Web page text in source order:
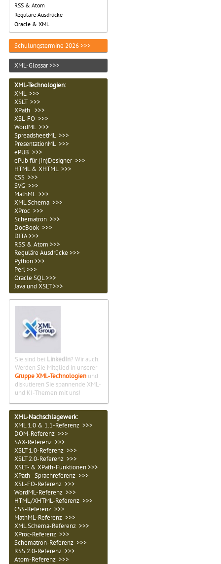
RSS & Atom
Reguläre Ausdrücke
Oracle & XML
Schulungstermine 2026 >>>
XML-Glossar >>>
XML-Technologien:
XML >>>
XSLT >>>
XPath >>>
XSL-FO >>>
WordML >>>
SpreadsheetML >>>
PresentationML >>>
ePUB >>>
ePub für (In)Designer >>>
HTML & XHTML >>>
CSS >>>
SVG >>>
MathML >>>
XML Schema >>>
XProc >>>
Schematron >>>
DocBook >>>
DITA >>>
RSS & Atom >>>
Reguläre Ausdrücke >>>
Python >>>
Perl >>>
Oracle SQL >>>
Java und XSLT >>>
Sie sind bei LinkedIn? Wir auch.
Werden Sie Mitglied in unserer
Gruppe XML-Technologien und
diskutieren Sie spannende XML-
und KI-Themen mit uns!
XML-Nachschlagewerk:
XML 1.0 & 1.1-Referenz >>>
DOM-Referenz >>>
SAX-Referenz >>>
XSLT 1.0-Referenz >>>
XSLT 2.0-Referenz >>>
XSLT- & XPath-Funktionen >>>
XPath–Sprachreferenz >>>
XSL-FO-Referenz >>>
WordML-Referenz >>>
HTML/XHTML-Referenz >>>
CSS-Referenz >>>
MathML-Referenz >>>
XML Schema-Referenz >>>
XProc-Referenz >>>
Schematron-Referenz >>>
RSS 2.0-Referenz >>>
Atom-Referenz >>>